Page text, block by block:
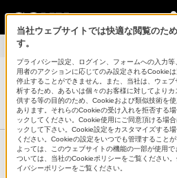
Windows情報
パーソナルコンピュ
サポート・お問
製品情報ページ
当社ウェブサイトでは快適な閲覧のた
す。
プライバシー設定、ログイン、フォームへの入力
用者のアクションに応じてのみ設定されるCookie
停止することができません。また、当社は、ウェ
析するため、あるいは個々のお客様に対してより
供する等の目的のため、Cookieおよび類似技術を
あります。それらのCookieの受け入れを拒否する
ックしてください。Cookie使用にご同意頂ける場
ックして下さい。Cookie設定をカスタマイズする
ください。Cookieの設定をいつでも管理すること
よっては、このウェブサイトの機能の一部が使用
ついては、当社のCookieポリシーをご覧ください
イバシーポリシーをご覧ください。